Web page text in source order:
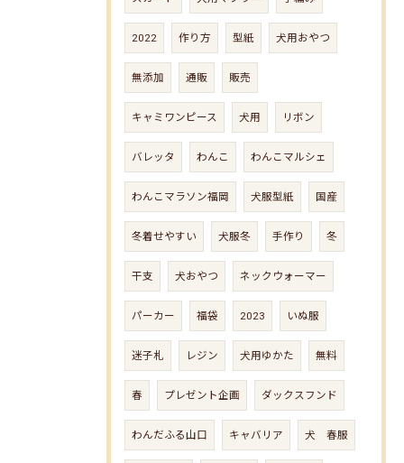
2022 作り方 型紙 犬用おやつ
無添加 通販 販売
キャミワンピース 犬用 リボン
バレッタ わんこ わんこマルシェ
わんこマラソン福岡 犬服型紙 国産
冬着せやすい 犬服冬 手作り 冬
干支 犬おやつ ネックウォーマー
パーカー 福袋 2023 いぬ服
迷子札 レジン 犬用ゆかた 無料
春 プレゼント企画 ダックスフンド
わんだふる山口 キャバリア 犬 春服